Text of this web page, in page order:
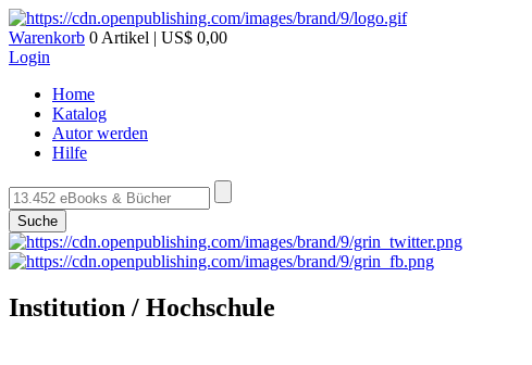
Warenkorb 0 Artikel | US$ 0,00
Login
Home
Katalog
Autor werden
Hilfe
Suche
Institution / Hochschule